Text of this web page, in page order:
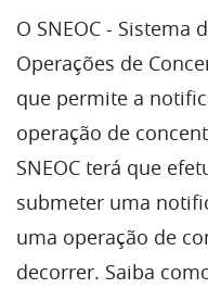
O SNEOC - Sistema
Operações de
que permite a
operação de
SNEOC terá que
submeter uma
uma operação de
decorrer. Saiba